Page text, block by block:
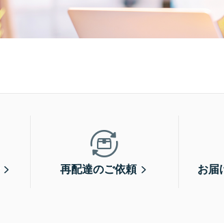
再配達のご依頼 お届